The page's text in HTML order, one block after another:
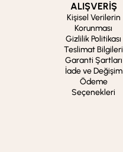
ALIŞVERİŞ
Kişisel Verilerin
Korunması
Gizlilik Politikası
Teslimat Bilgileri
Garanti Şartları
İade ve Değişim
Ödeme
Seçenekleri